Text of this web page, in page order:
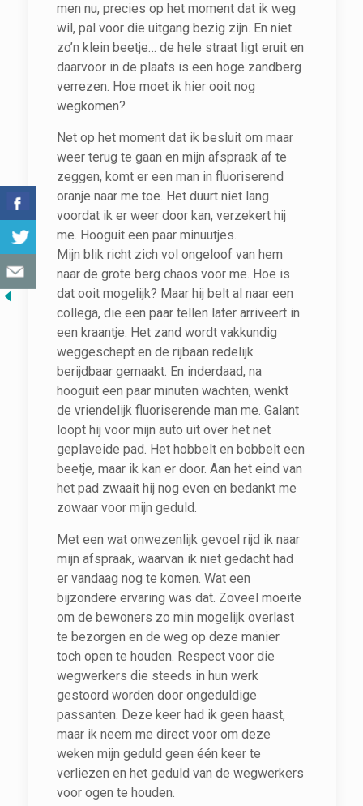
men nu, precies op het moment dat ik weg
wil, pal voor die uitgang bezig zijn. En niet
zo’n klein beetje… de hele straat ligt eruit en
daarvoor in de plaats is een hoge zandberg
verrezen. Hoe moet ik hier ooit nog
wegkomen?
Net op het moment dat ik besluit om maar
weer terug te gaan en mijn afspraak af te
zeggen, komt er een man in fluoriserend
oranje naar me toe. Het duurt niet lang
voordat ik er weer door kan, verzekert hij
me. Hooguit een paar minuutjes.
Mijn blik richt zich vol ongeloof van hem
naar de grote berg chaos voor me. Hoe is
dat ooit mogelijk? Maar hij belt al naar een
collega, die een paar tellen later arriveert in
een kraantje. Het zand wordt vakkundig
weggeschept en de rijbaan redelijk
berijdbaar gemaakt. En inderdaad, na
hooguit een paar minuten wachten, wenkt
de vriendelijk fluoriserende man me. Galant
loopt hij voor mijn auto uit over het net
geplaveide pad. Het hobbelt en bobbelt een
beetje, maar ik kan er door. Aan het eind van
het pad zwaait hij nog even en bedankt me
zowaar voor mijn geduld.
Met een wat onwezenlijk gevoel rijd ik naar
mijn afspraak, waarvan ik niet gedacht had
er vandaag nog te komen. Wat een
bijzondere ervaring was dat. Zoveel moeite
om de bewoners zo min mogelijk overlast
te bezorgen en de weg op deze manier
toch open te houden. Respect voor die
wegwerkers die steeds in hun werk
gestoord worden door ongeduldige
passanten. Deze keer had ik geen haast,
maar ik neem me direct voor om deze
weken mijn geduld geen één keer te
verliezen en het geduld van de wegwerkers
voor ogen te houden.